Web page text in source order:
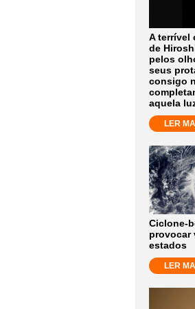
A terrível
de
pelos
seus
consigo
aquela
LER
Ciclone-
provocar
estados
LER